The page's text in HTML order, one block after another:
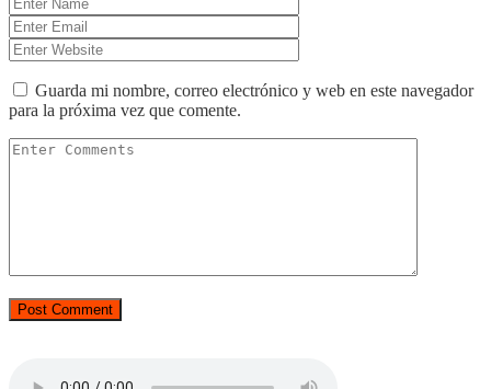
Guarda mi nombre, correo electrónico y web en este navegador
para la próxima vez que comente.